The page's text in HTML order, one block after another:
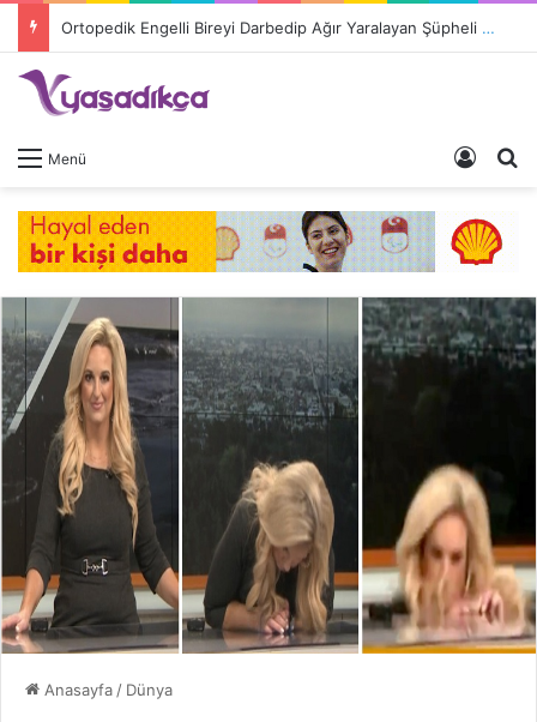
Ortopedik Engelli Bireyi Darbedip Ağır Yaralayan Şüpheli Tutuklandı
Menü Giriş
Anasayfa / Dünya